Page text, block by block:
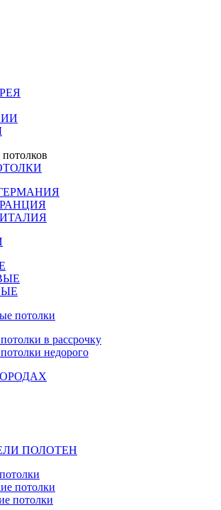
ГЕРМАНИЯ
ИТАЛИЯ
потолки
в рассрочку
недорого
ПОЛОТЕН
потолки
потолки